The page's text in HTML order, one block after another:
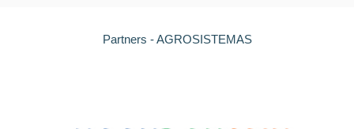
Partners - AGROSISTEMAS